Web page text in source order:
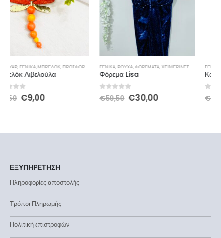
ΓΕΝΙΚΆ,ΡΟΎΧΑ,ΦΟΡΈΜΑΤΑ,ΧΕΙΜΕΡΙΝΕΣ ΠΡΟΣΦΟΡΕΣ
Φόρεμα Lisa
0out of 5
€59,50 €
ΓΕΝΙΚΆ,ΚΟΥΣΤΟΎΜΙ,ΡΟΎΧΑ,ΧΕΙΜΕΡΙΝΕΣ ΠΡΟΣΦΟΡΕΣ
Κοστούμι ριγέ
0 out of 5
€69,90 €49,00
ΕΞΥΠΗΡΕΤΗΣΗ
Πληροφορίες αποστολής
Τρόποι Πληρωμής
Πολιτική επιστροφών